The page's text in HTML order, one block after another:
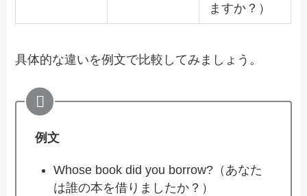
ますか？）
具体的な違いを例文で比較してみましょう。
例文
Whose book did you borrow?（あなた
は誰の本を借りましたか？）